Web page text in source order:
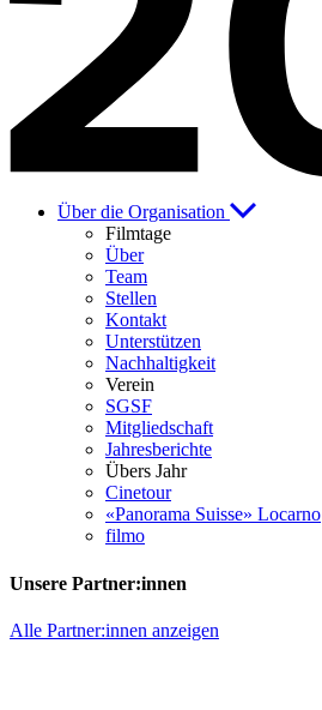
Über die Organisation
Filmtage
Über
Team
Stellen
Kontakt
Unterstützen
Nachhaltigkeit
Verein
SGSF
Mitgliedschaft
Jahresberichte
Übers Jahr
Cinetour
«Panorama Suisse» Locarno
filmo
Unsere Partner:innen
Alle Partner:innen anzeigen